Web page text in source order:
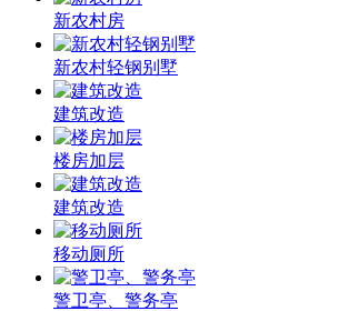
新农村房
新农村轻钢别墅
建筑改造
楼房加层
建筑改造
移动厕所
警卫亭、警务亭